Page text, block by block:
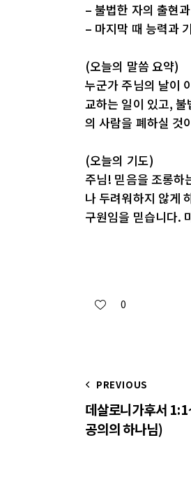
– 불법한 자의 출현
– 마지막 때 능력과
(오늘의 말씀 요약)
누군가 주님의 날이
교하는 일이 있고,
의 사람을 폐하실 것
(오늘의 기도)
주님! 믿음을 조롱하
나 두려워하지 않게
구원임을 믿습니다.
0
PREVIOUS
데살로니가후서
공의의 하나님)